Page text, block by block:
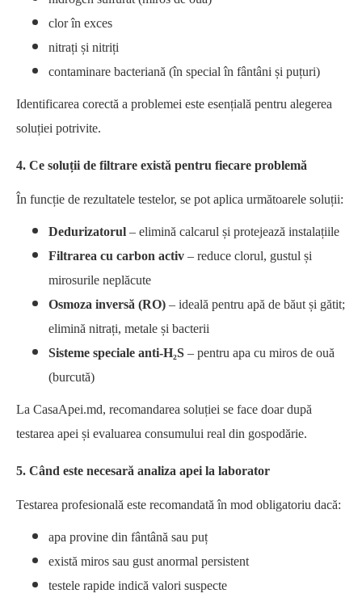
clor în exces
nitrați și nitriți
contaminare bacteriană (în special în fântâni și puțuri)
Identificarea corectă a problemei este esențială pentru alegerea
soluției potrivite.
4. Ce soluții de filtrare există pentru fiecare problemă
În funcție de rezultatele testelor, se pot aplica următoarele soluții:
Dedurizatorul – elimină calcarul și protejează instalațiile
Filtrarea cu carbon activ – reduce clorul, gustul și
mirosurile neplăcute
Osmoza inversă (RO) – ideală pentru apă de băut și gătit;
elimină nitrați, metale și bacterii
Sisteme speciale anti-H₂S – pentru apa cu miros de ouă
(burcută)
La CasaApei.md, recomandarea soluției se face doar după
testarea apei și evaluarea consumului real din gospodărie.
5. Când este necesară analiza apei la laborator
Testarea profesională este recomandată în mod obligatoriu dacă:
apa provine din fântână sau puț
există miros sau gust anormal persistent
testele rapide indică valori suspecte